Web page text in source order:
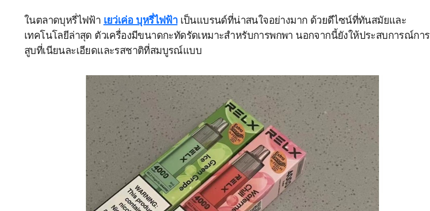
ในตลาดบุหรี่ไฟฟ้า เยว่เค่อ บุหรี่ไฟฟ้าเป็นแบรนด์ที่น่าสนใจอย่างมาก ด้วยดีไซน์ที่ทันสมัยและ
เทคโนโลยีล่าสุด ตัวเครื่องมีขนาดกะทัดรัดเหมาะสำหรับการพกพา นอกจากนี้ยังให้ประสบการณ์การ
สูบที่เนียนละเอียดและรสชาติที่สมบูรณ์แบบ